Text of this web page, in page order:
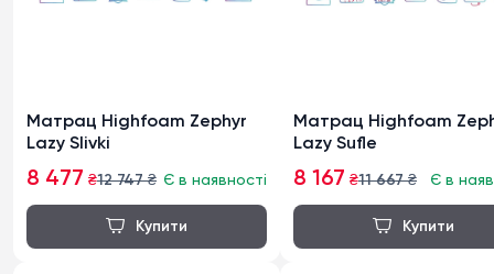
Матрац Highfoam Zephyr
Lazy Slivki
8 477 ₴12 747₴ Є в наявності
Матрац Highfoam
Lazy Sufle
8 167 ₴11 667₴ Є в